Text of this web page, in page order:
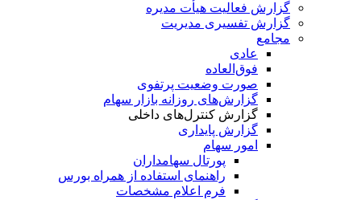
گزارش فعالیت هیأت مدیره
گزارش تفسیری مدیریت
مجامع
عادی
فوق‌العاده
صورت وضعیت پرتفوی
گزارش‌های روزانه بازار سهام
گزارش کنترل‌های داخلی
گزارش پایداری
امور سهام
پورتال سهامداران
راهنمای استفاده از همراه بورس
فرم اعلام مشخصات